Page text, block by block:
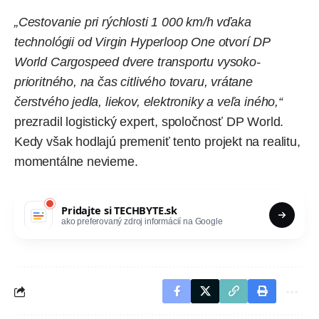
„Cestovanie pri rýchlosti 1 000 km/h vďaka
technológii od Virgin Hyperloop One otvorí DP
World Cargospeed dvere transportu vysoko-
prioritného, na čas citlivého tovaru, vrátane
čerstvého jedla, liekov, elektroniky a veľa iného,“
prezradil logistický expert, spoločnosť DP World.
Kedy však hodlajú premeniť tento projekt na realitu,
momentálne nevieme.
Pridajte siTECHBYTE.sk
ako preferovaný zdroj informácií na Google